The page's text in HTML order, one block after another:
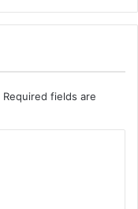
Required fields are